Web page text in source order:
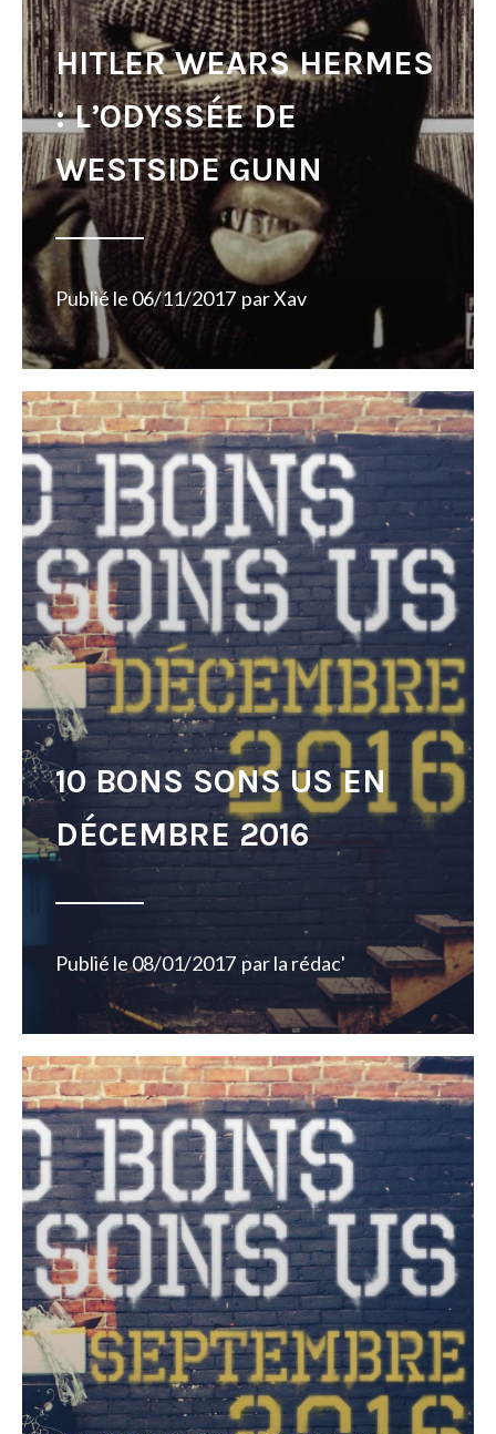
HITLER WEARS HERMES
: L’ODYSSÉE DE
WESTSIDE GUNN
Publié le 06/11/2017 parXav
10 BONS SONS US EN
DÉCEMBRE 2016
Publié le08/01/2017 parla rédac'